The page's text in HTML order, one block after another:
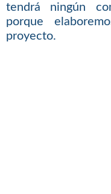
tendrá ningún
porque
proyecto.